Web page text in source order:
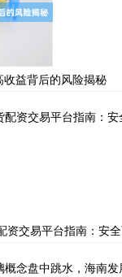
益背后的风险揭秘
资交易平台指南：安